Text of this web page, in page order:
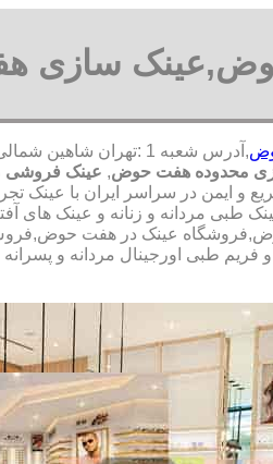
سازی
محدوده هفت حوض, عینک
ایمن در سراسر ایران با عینک
طبی مردانه و زنانه و عینک
عینک در هفت حوض,فروش
طبی اورجینال مردانه و پسرانه